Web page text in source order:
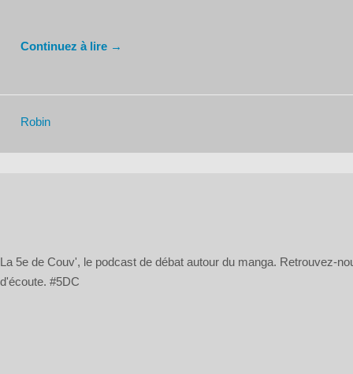
Continuez à lire →
Robin
La 5e de Couv', le podcast de débat autour du manga. Retrouvez-
d'écoute. #5DC